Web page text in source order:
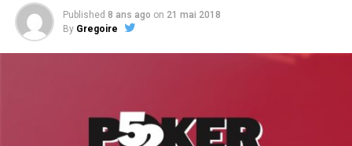
Published 8 ans ago on 21 mai 2018
By Gregoire